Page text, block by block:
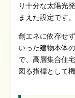
り十分な太陽光
まえた設定です。
創エネに依存せ
いった建物本体
で、高層集合住
図る指標として